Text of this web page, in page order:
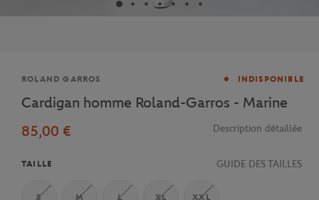
Marque
ROLAND GARROS INDISPONIBLE
Cardigan homme Roland-Garros - Marine
85,00 €
Description détaillée
TAILLE GUIDE DES TAILLES
S M L XL XXL